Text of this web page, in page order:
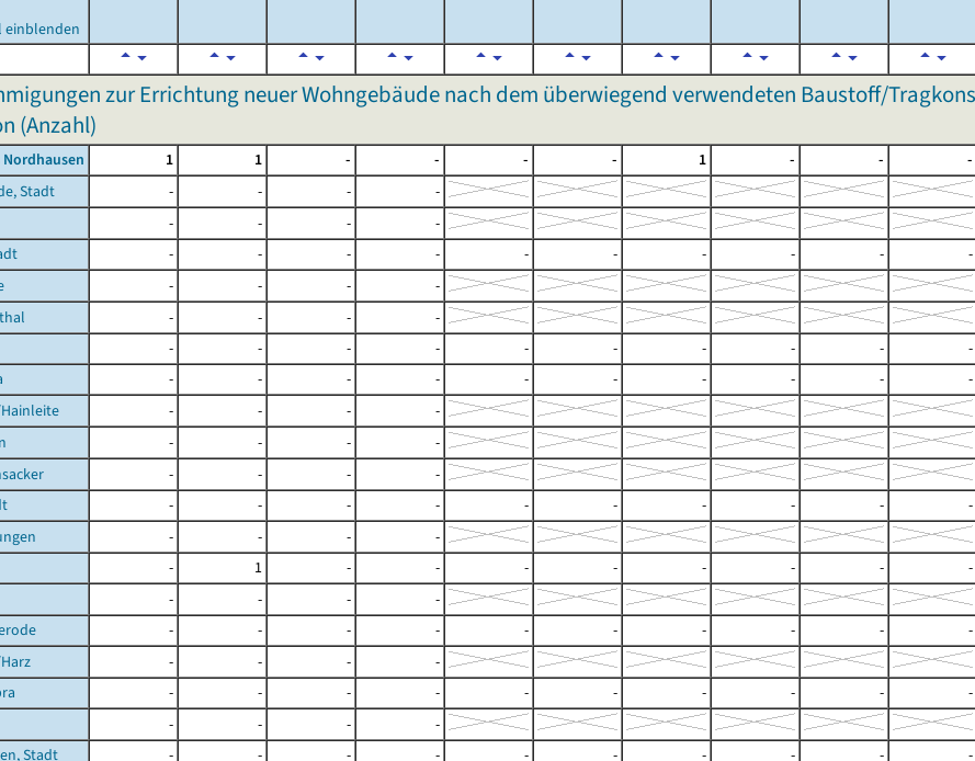
einblenden
zur Errichtung neuer Wohngebäude nach dem überwiegend verwendeten Baustoff/
(Anzahl)
1 1 - - - - 1 - -
-
Stadt
- - -
-
- - -
-
- - - - - - - - -
-
- - -
-
- - -
-
- - - - - - - - -
-
- - - - - - - - -
-
- - -
-
- - -
-
- - -
-
- - - - - - - - -
-
- - -
-
- 1 - - - - - - -
-
- - -
-
- - - - - - - - -
-
- - -
-
- - - - - - - - -
-
- - -
-
Stadt
- - - - - - - - -
-